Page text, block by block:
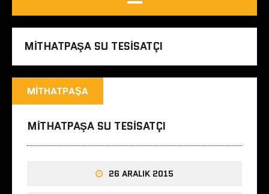
MITHATPAŞA SU TESISATÇI
MITHATPAŞA
MITHATPAŞA SU TESISATÇI
26 ARALIK 2015